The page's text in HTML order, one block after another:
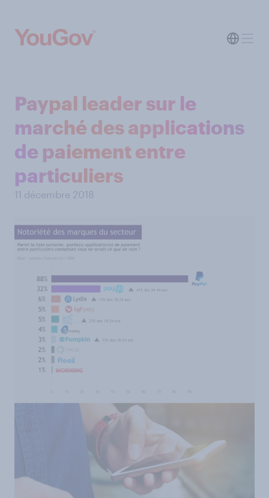
Paypal leader sur le
marché des applications
de paiement entre
particuliers
11 décembre 2018